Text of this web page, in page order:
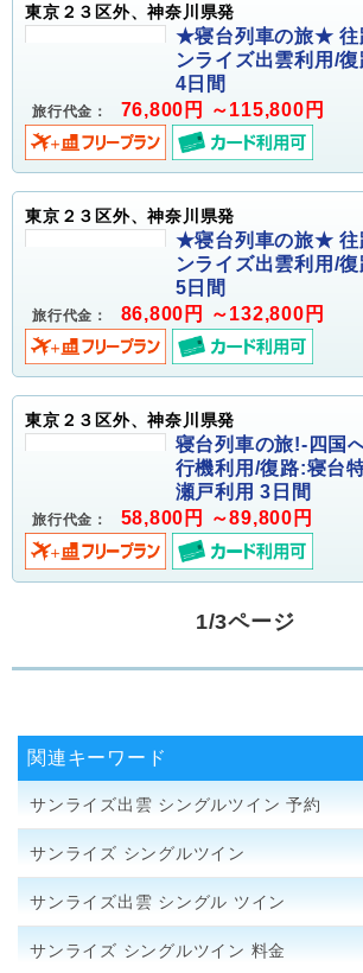
東京２３区外、神奈川県発
★寝台列車の旅★ 往
ンライズ出雲利用/
4日間
旅行代金： 76,800円 ～115,800円
東京２３区外、神奈川県発
★寝台列車の旅★ 往
ンライズ出雲利用/
5日間
旅行代金： 86,800円 ～132,800円
東京２３区外、神奈川県発
寝台列車の旅!-四国
行機利用/復路:寝台
瀬戸利用 3日間
旅行代金： 58,800円 ～89,800円
1/3ページ
関連キーワード
サンライズ出雲 シングルツイン 予約
サンライズ シングルツイン
サンライズ出雲 シングル ツイン
サンライズ シングルツイン 料金